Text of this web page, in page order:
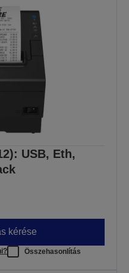
USB, Eth,
kérése
Összehasonlítás